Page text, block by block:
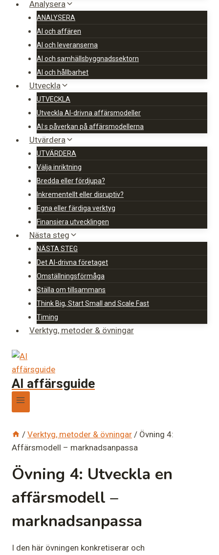
Analysera
ANALYSERA
AI och affären
AI och leveranserna
AI och samhällsbyggnadssektorn
AI och hållbarhet
Utveckla
UTVECKLA
Utveckla AI-drivna affärsmodeller
AI:s påverkan på affärsmodellerna
Utvärdera
UTVÄRDERA
Välja inriktning
Bredda eller fördjupa?
Inkrementellt eller disruptiv?
Egna eller färdiga verktyg
Finansiera utvecklingen
Nästa steg
NÄSTA STEG
Det AI-drivna företaget
Omställningsförmåga
Ställa om tillsammans
Think Big, Start Small and Scale Fast
Timing
Verktyg, metoder & övningar
AI affärsguide
/ Verktyg, metoder & övningar / Övning 4:
Affärsmodell – marknadsanpassa
Övning 4: Utveckla en
affärsmodell –
marknadsanpassa
I den här övningen konkretiserar och